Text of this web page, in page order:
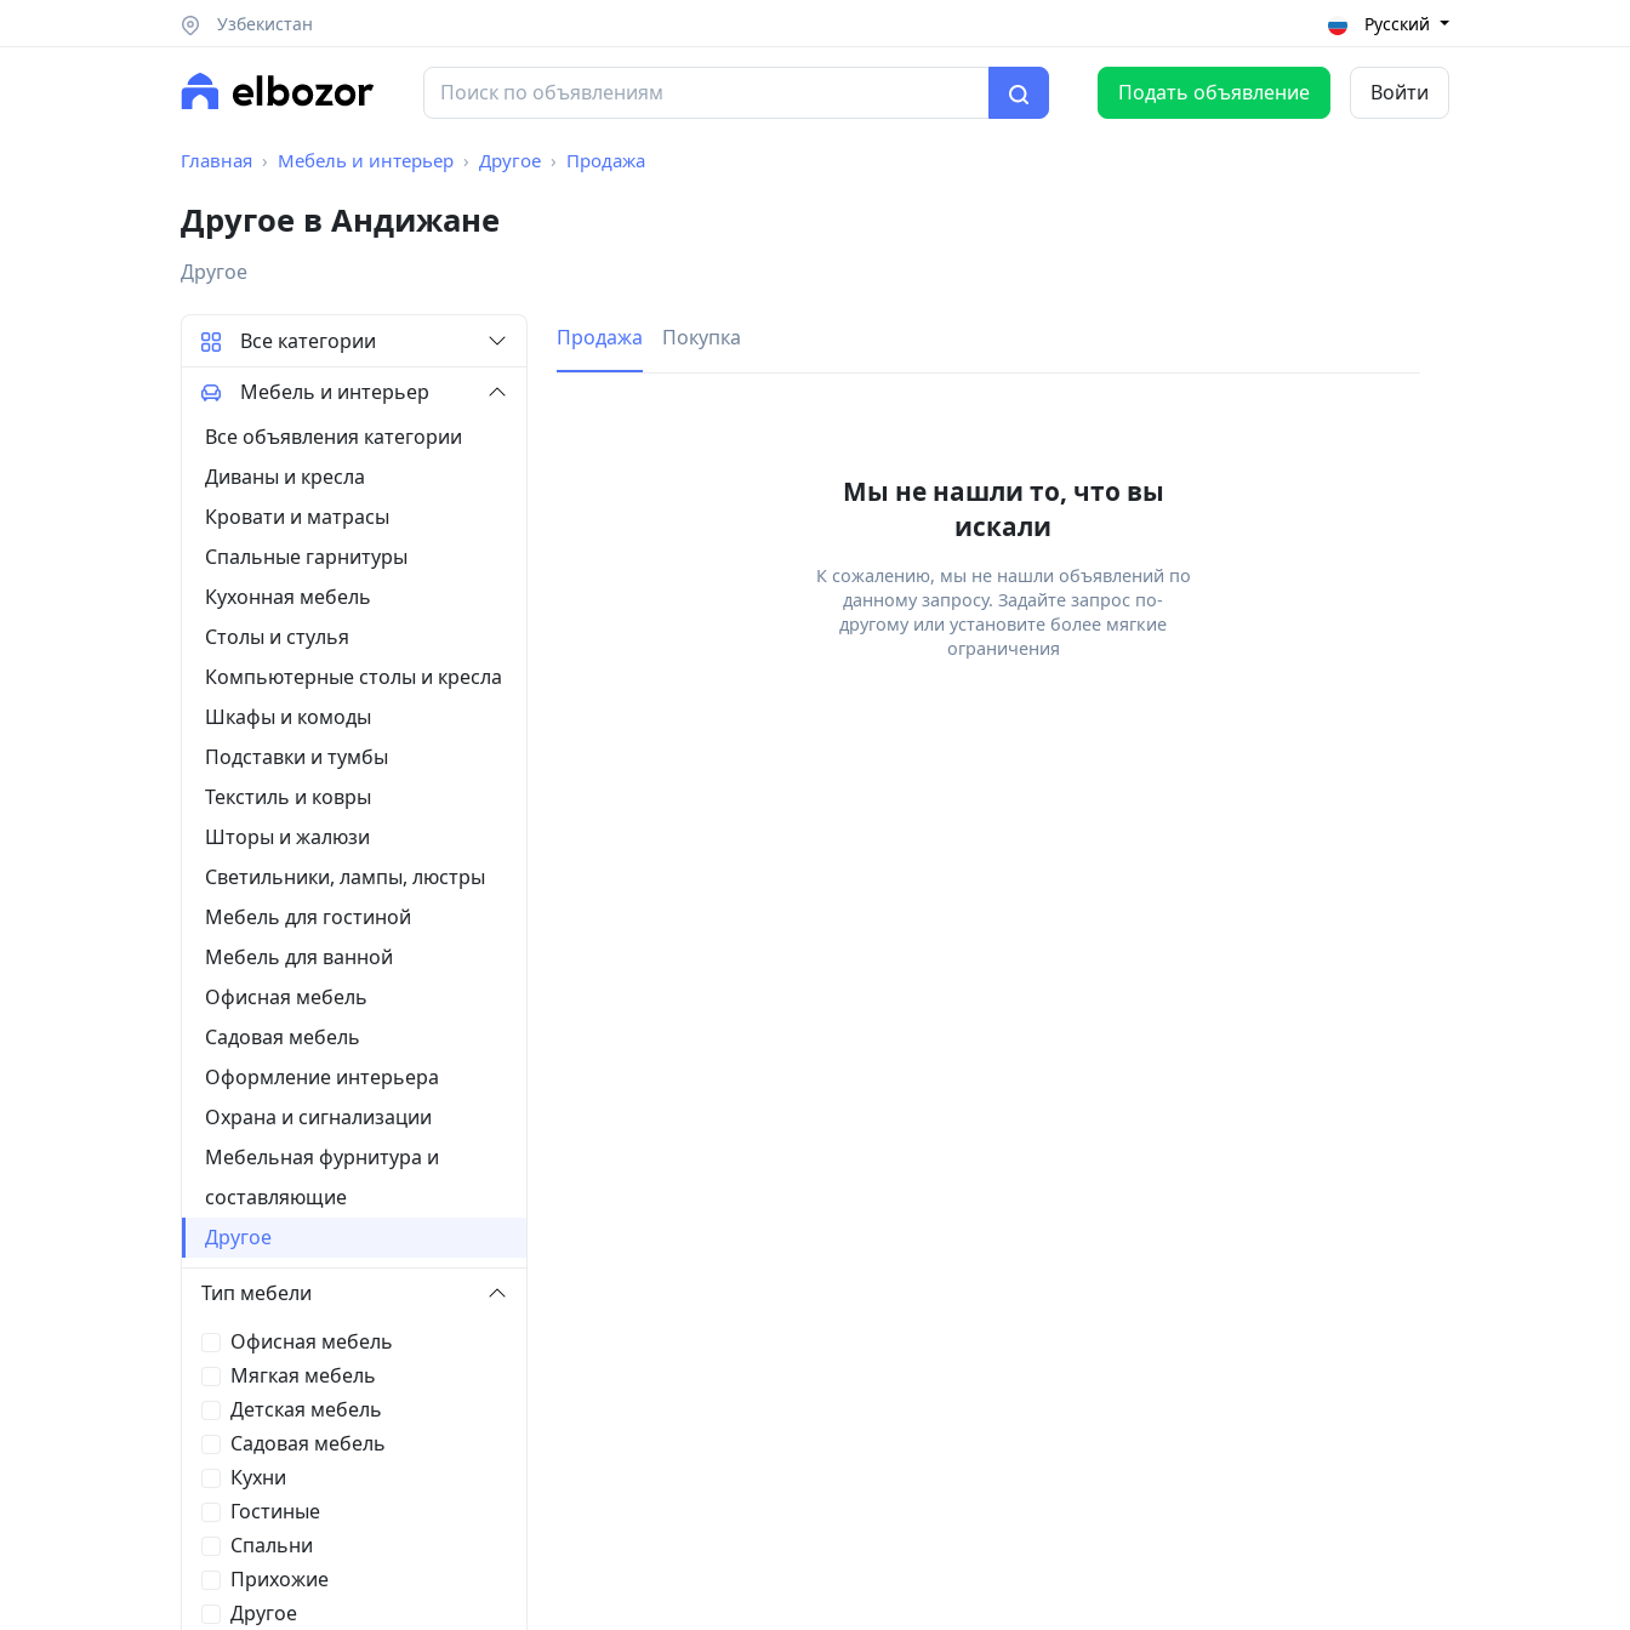
Узбекистан Русский
Подать объявление Войти
Главная Мебель и интерьер Другое Продажа
Другое в Андижане
Другое
Продажа Покупка
Мы не нашли то, что вы
искали
К сожалению, мы не нашли объявлений по
данному запросу. Задайте запрос по-
другому или установите более мягкие
ограничения
Все категории
Мебель и интерьер
Все объявления категории
Диваны и кресла
Кровати и матрасы
Спальные гарнитуры
Кухонная мебель
Столы и стулья
Компьютерные столы и кресла
Шкафы и комоды
Подставки и тумбы
Текстиль и ковры
Шторы и жалюзи
Светильники, лампы, люстры
Мебель для гостиной
Мебель для ванной
Офисная мебель
Садовая мебель
Оформление интерьера
Охрана и сигнализации
Мебельная фурнитура и
составляющие
Другое
Тип мебели
Офисная мебель
Мягкая мебель
Детская мебель
Садовая мебель
Кухни
Гостиные
Спальни
Прихожие
Другое